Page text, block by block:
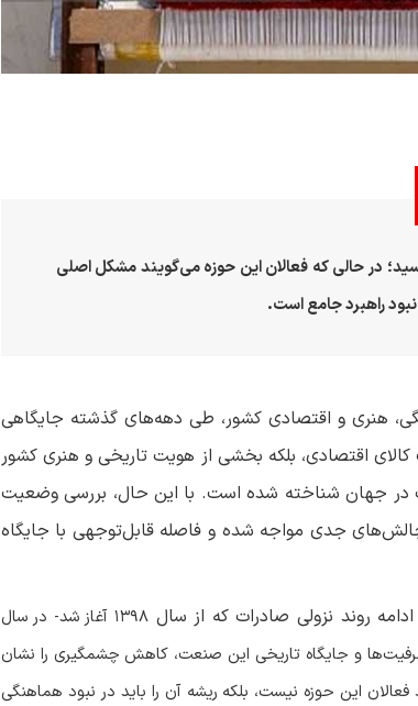
در حالی که فعالان این حوزه می‌گویند مشکل اصلی
راهبرد جامع است.
هنری و اقتصادی کشور، طی دهه‌های گذشته جایگاهی
اقتصادی، بلکه بخشی از هویت تاریخی و هنری کشور
جهان شناخته شده است. با این حال، بررسی وضعیت
جدی مواجه شده و فاصله قابل‌توجهی با جایگاه
روند نزولی صادرات که از سال ۱۳۹۸آغاز شد- در سال
و جایگاه تاریخی این صنعت، کاهش چشمگیری را نشان
این حوزه نیست، بلکه ریشه آن را باید در نبود هماهنگی